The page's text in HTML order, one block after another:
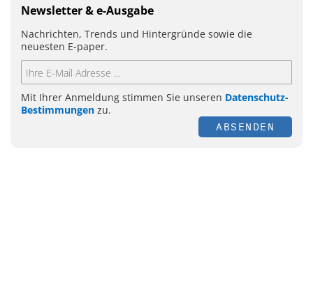
Newsletter & e-Ausgabe
Nachrichten, Trends und Hintergründe sowie die
neuesten E-paper.
Mit Ihrer Anmeldung stimmen Sie unseren Datenschutz-
Bestimmungen zu.
ABSENDEN